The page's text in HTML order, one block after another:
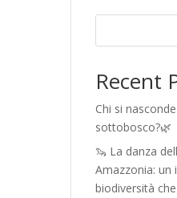
Recent
Chi si
sottobosco?🌿
🦦 La danza
Amazzonia: un
biodiversità